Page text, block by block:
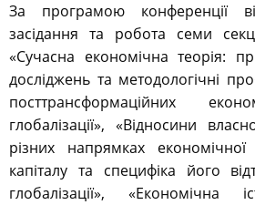
За програмою конференції
засідання та робота семи
«Сучасна економічна теорія:
досліджень та методологічні
посттрансформаційних
глобалізації», «Відносини
різних напрямках
капіталу та специфіка його
глобалізації», «Економічна